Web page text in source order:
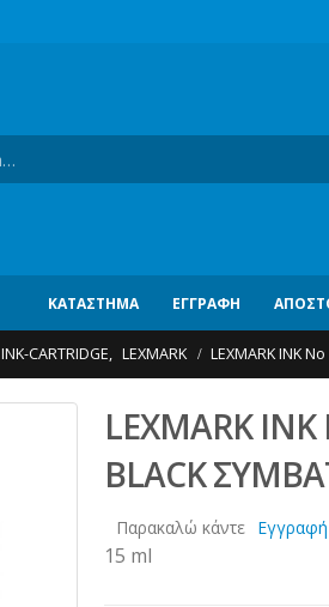
ΚΑΤΆΣΤΗΜΑ ΕΓΓΡΑΦΉ
INK-CARTRIDGE, LEXMARK LEXMARK INK
LEXMARK
BLACK
Παρακαλώ κάντε
15 ml